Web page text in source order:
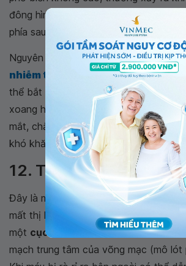
đông hình thành trong tĩnh mạch chạy
phía sau hốc mắt.
Nguyên nhân chủ yếu gây ra tình
nhiễm trùng
lây lan từ mũi, mặt,
thể bắt nguồn từ sự chấn thương. Khi
xoang hang, người bệnh thường gặp
mắt, chẳng hạn như đau, sưng, sụp mí
khó khăn khi kiểm soát các chuyển
12. Tắc tĩnh mạch võng
Đây là một trong những nguyên nhân
mất thị lực ở người già. Tình trạng
một cục máu đôngngăn chặn lưu
mạch trung tâm của võng mạc (mô lót